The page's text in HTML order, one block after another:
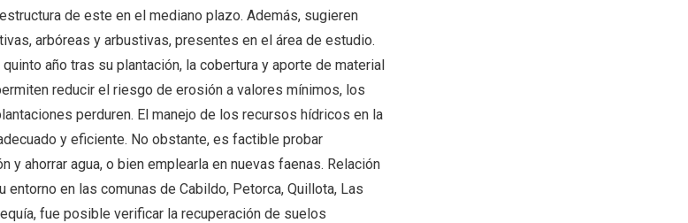
de este en el mediano plazo. Además, sugieren
arbóreas y arbustivas, presentes en el área de estudio.
año tras su plantación, la cobertura y aporte de material
reducir el riesgo de erosión a valores mínimos, los
perduren. El manejo de los recursos hídricos en la
y eficiente. No obstante, es factible probar
ahorrar agua, o bien emplearla en nuevas faenas. Relación
en las comunas de Cabildo, Petorca, Quillota, Las
fue posible verificar la recuperación de suelos